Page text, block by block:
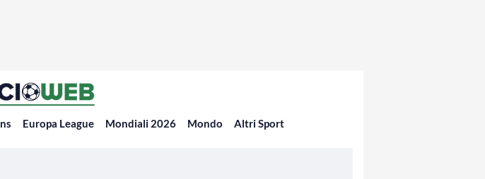
Europa League Mondiali 2026 Mondo Altri Sport